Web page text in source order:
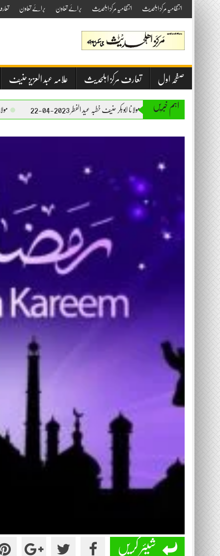
Skip
to
content
انتظامیہ مرکز اہلحدیث انتظامیہ مرکز اہلحدیث برائے تعاون برائے تعاون
صفحہ اول تعارف مرکز اہلحدیث علامہ عبد العزیز حنیف
اہم خبریں
مولانا ابوبکر حنیف خطبہ عید الفطر 2023-04-22 مولانا ابوبکر حنیف خطبہ
شیئر کریں